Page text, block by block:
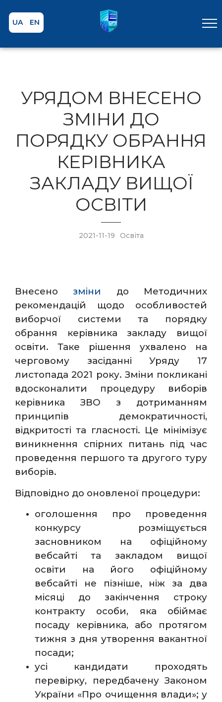
UA EN
УРЯДОМ ВНЕСЕНО
ЗМІНИ ДО
ПОРЯДКУ ОБРАННЯ
КЕРІВНИКА
ЗАКЛАДУ ВИЩОЇ
ОСВІТИ
2021-11-19 Освіта
Внесенозміни
до Методичних
рекомендацій щодо особливостей
виборчої системи та порядку
обрання керівника закладу вищої
освіти. Таке рішення ухвалено на
черговому засіданні Уряду 17
листопада 2021 року. Зміни покликані
вдосконалити процедуру виборів
керівника ЗВО з дотриманням
принципів демократичності,
відкритості та гласності. Це мінімізує
виникнення спірних питань під час
проведення першого та другого туру
виборів.
Відповідно до оновленої процедури:
оголошення про проведення
конкурсу розміщується
засновником на офіційному
вебсайті та закладом вищої
освіти на його офіційному
вебсайті не пізніше, ніж за два
місяці до закінчення строку
контракту особи, яка обіймає
посаду керівника, або протягом
тижня з дня утворення вакантної
посади;
усі кандидати проходять
перевірку, передбачену Законом
України «Про очищення влади»; у